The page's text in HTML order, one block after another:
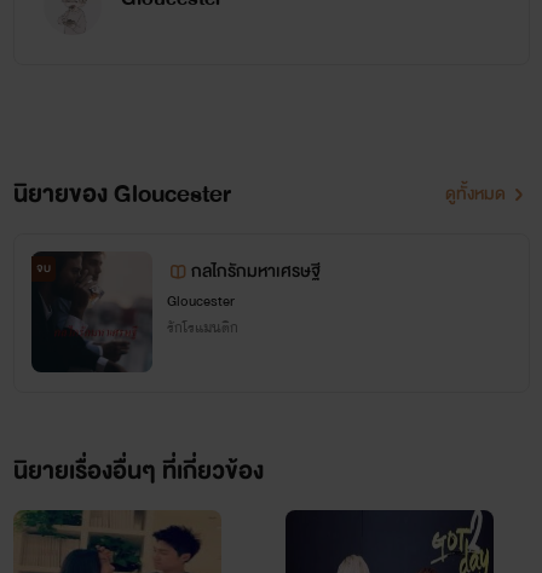
นิยายของ Gloucester ดูทั้งหมด
จบ กลไกรักมหาเศรษฐี
Gloucester
รักโรแมนติก
นิยายเรื่องอื่นๆ ที่เกี่ยวข้อง